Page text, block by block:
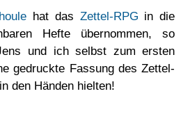
hat das Zettel-RPG in die
Hefte übernommen, so
und ich selbst zum ersten
gedruckte Fassung des Zettel-
den Händen hielten!